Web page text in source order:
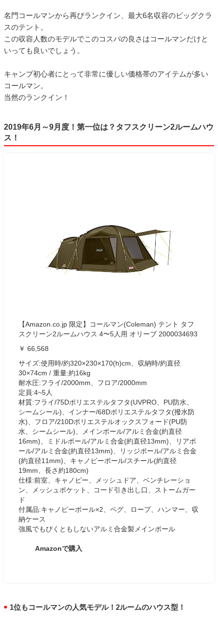
名門コールマンから再びランクイン、最大6名収容のビッグクラ
スのテント。
この収容人数のモデルでこのコスパの良さはコールマンだけと
いっても良いでしょう。
キャンプ初心者にとって非常に優しい価格帯のアイテムが多い
コールマン。
当然のランクイン！
2019年6月～9月度！第一位は？タフスクリーン2ルームハウ
ス！
【Amazon.co.jp 限定】コールマン(Coleman) テント タフ
スクリーン2ルームハウス 4〜5人用 オリーブ 2000034693
￥ 66,568
サイズ:使用時/約320×230×170(h)cm、収納時/約直径
30×74cm / 重量:約16kg
耐水圧:フライ/2000mm、フロア/2000mm
定員:4~5人
材質:フライ/75Dポリエステルタフタ(UVPRO、PU防水、
シームシール)、インナー/68Dポリエステルタフタ(撥水防
水)、フロア/210Dポリエステルオックスフォード(PU防
水、シームシール)、メインポール/アルミ合金(約直径
16mm)、ミドルポール/アルミ合金(約直径13mm)、リアポ
ール/アルミ合金(約直径13mm)、リッジポール/アルミ合金
(約直径11mm)、キャノピーポール/スチール(約直径
19mm、長さ約180cm)
仕様:前室、キャノピー、メッシュドア、ベンチレーショ
ン、メッシュポケット、コード引き出し口、ストームガー
ド
付属品:キャノピーポール×2、ペグ、ロープ、ハンマー、収
納ケース
強風でもびくともしないアルミ合金製メインポール
Amazonで購入
■ 1位もコールマンの人気モデル！2ルームのハウス型！